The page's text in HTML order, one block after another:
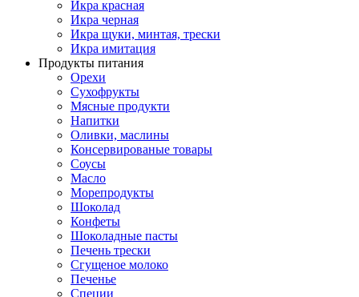
Икра красная
Икра черная
Икра щуки, минтая, трески
Икра имитация
Продукты питания
Орехи
Сухофрукты
Мясные продукти
Напитки
Оливки, маслины
Консервированые товары
Соусы
Масло
Морепродукты
Шоколад
Конфеты
Шоколадные пасты
Печень трески
Сгущеное молоко
Печенье
Специи